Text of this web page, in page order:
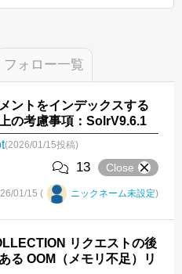
フォロー一覧
ントをインデックスする
の考慮事項：SolrV9.6.1
(2026/01/15投稿)
13 Close
01/15 ( ニックネーム未設定)
リクエストの後
る OOM（メモリ不足）リ